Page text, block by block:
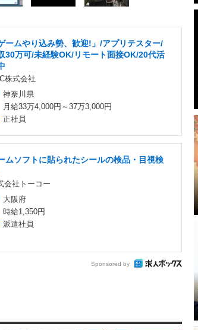
ゲームやり込み勢、歓迎!」/アプリテスター/
30万可/未経験OK/リモート面接OK/20代活
株式会社
神奈川県
月給33万4,000円～37万3,000円
正社員
ムソフトに貼られたシールの検品・目視検
会社トーコー
大阪府
時給1,350円
派遣社員
Sponsored by